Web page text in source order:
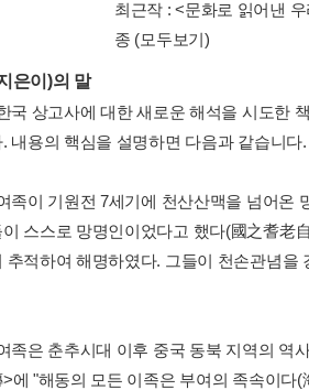
최근작 :<문화로 읽어낸
종 (모두보기)
은이)의 말
국 상고사에 대한 새로운 해석을 시도한
내용의 핵심을 설명하면 다음과 같습니다.
족이 기원전 7세기에 천산산맥을 넘어온
스스로 망명인이었다고 했다(國之耆老
추적하여 해명하였다. 그들이 천손관념을
족은 춘추시대 이후 중국 동북 지역의 역
에 "해동의 모든 이족은 부여의 족속이다